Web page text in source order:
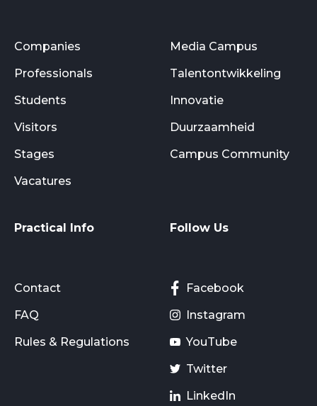
Companies
Professionals
Students
Visitors
Stages
Vacatures
Media Campus
Talentontwikkeling
Innovatie
Duurzaamheid
Campus Community
Practical Info
Contact
FAQ
Rules & Regulations
Follow Us
Facebook
Instagram
YouTube
Twitter
LinkedIn